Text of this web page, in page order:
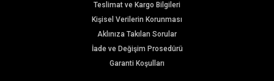
Teslimat ve Kargo Bilgileri
Kişisel Verilerin Korunması
Aklınıza Takılan Sorular
İade ve Değişim Prosedürü
Garanti Koşulları